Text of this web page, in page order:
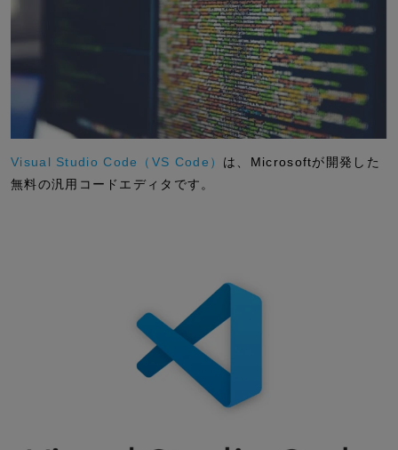
Visual Studio Code（VS Code） は、Microsoftが開発した
無料の汎用コードエディタです。